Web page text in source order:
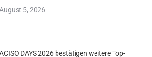
August 5, 2026
ACISO DAYS 2026 bestätigen weitere Top-